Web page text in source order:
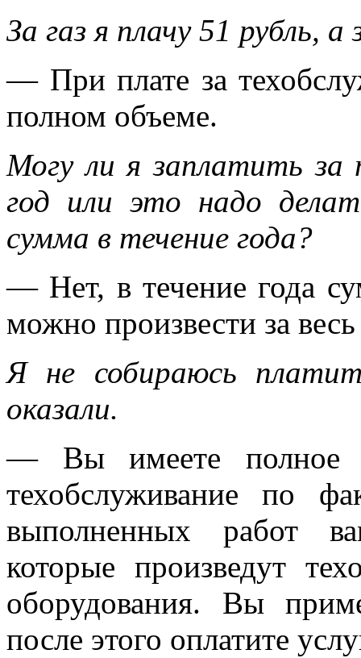
За газ я плачу 51 рубль,
— При плате за
полном объеме.
Могу ли я заплатить за
год или это надо
сумма в течение года?
— Нет, в течение года
можно произвести за весь
Я не собираюсь
оказали.
— Вы имеете полное
техобслуживание по
выполненных работ
которые произведут
оборудования. Вы
после этого оплатите